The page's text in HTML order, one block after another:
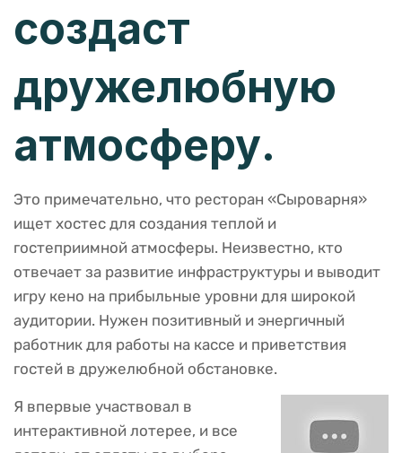
создаст
дружелюбную
атмосферу.
Это примечательно, что ресторан «Сыроварня»
ищет хостес для создания теплой и
гостеприимной атмосферы. Неизвестно, кто
отвечает за развитие инфраструктуры и выводит
игру кено на прибыльные уровни для широкой
аудитории. Нужен позитивный и энергичный
работник для работы на кассе и приветствия
гостей в дружелюбной обстановке.
Я впервые участвовал в
интерактивной лотерее, и все